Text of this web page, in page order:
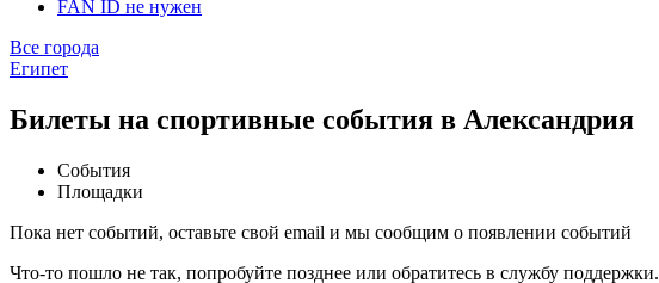
FAN ID не нужен
Все города
Египет
Билеты на спортивные события в Александрия
События
Площадки
Пока нет событий, оставьте свой email и мы сообщим о появлении событий
Что-то пошло не так, попробуйте позднее или обратитесь в службу поддержки.